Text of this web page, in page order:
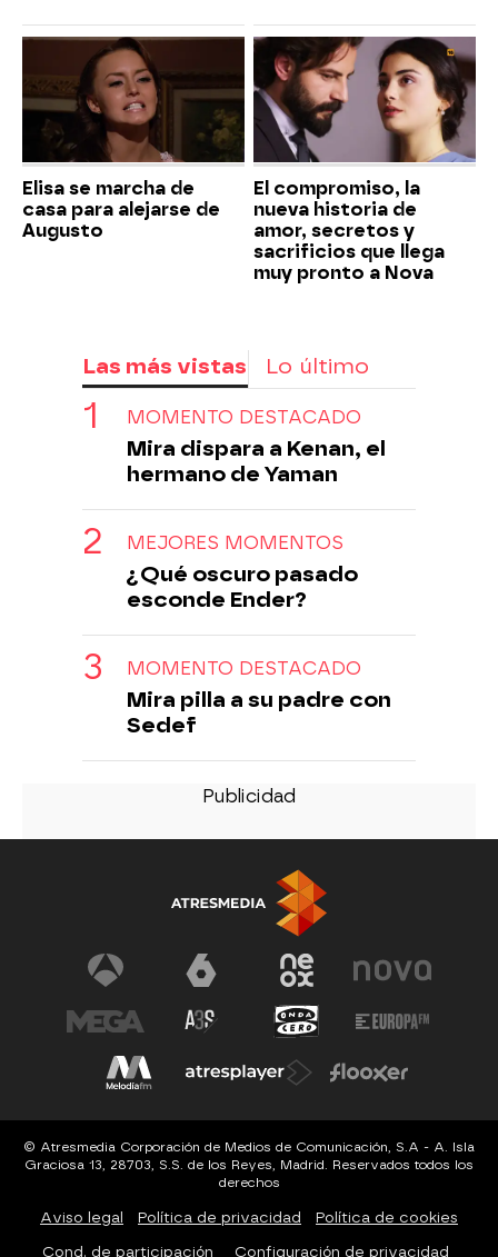
Elisa se marcha de
casa para alejarse de
Augusto
El compromiso, la
nueva historia de
amor, secretos y
sacrificios que llega
muy pronto a Nova
Las más vistas Lo último
MOMENTO DESTACADO
Mira dispara a Kenan, el
hermano de Yaman
MEJORES MOMENTOS
¿Qué oscuro pasado
esconde Ender?
MOMENTO DESTACADO
Mira pilla a su padre con
Sedef
© Atresmedia Corporación de Medios de Comunicación, S.A - A. Isla
Graciosa 13, 28703, S.S. de los Reyes, Madrid. Reservados todos los
derechos
Aviso legal Política de privacidad Política de cookies
Cond. de participación Configuración de privacidad